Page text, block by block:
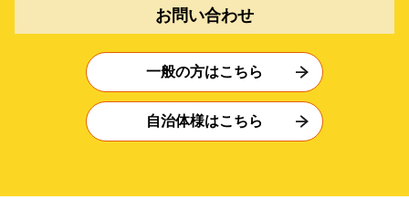
お問い合わせ
一般の方はこちら
自治体様はこちら